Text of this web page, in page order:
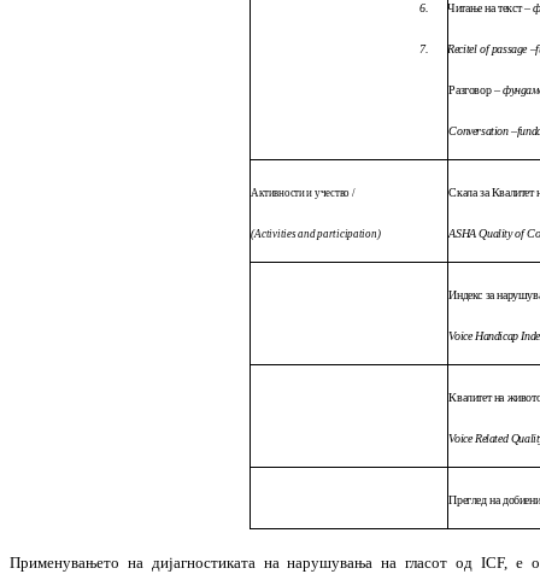
6. Читање на текст–
7. Recitel of passage –
Разговор–
Conversation –
Активности и учество /
(Activities and participation)
Скала за
ASHA Quality of
Индекс за
Voice Handicap
Квалитет на
Voice Related
Прегледна
Применувањето на дијагностиката на нару­шу­вања на гласот од ICF, е